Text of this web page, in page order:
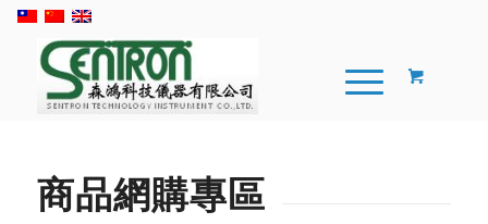
商品網購專區